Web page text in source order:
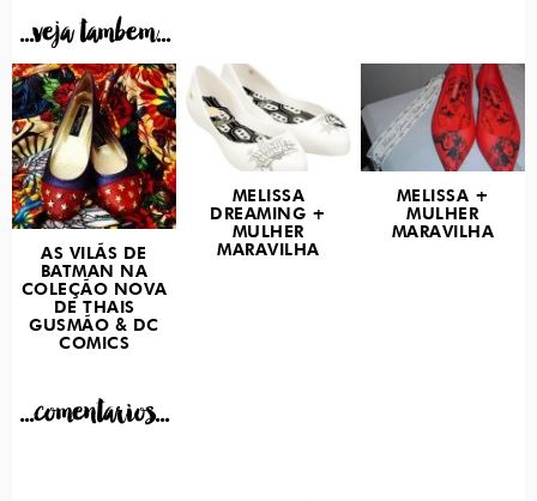
...veja tambem...
AS VILÃS DE
BATMAN NA
COLEÇÃO NOVA
DE THAIS
GUSMÃO & DC
COMICS
MELISSA
DREAMING +
MULHER
MARAVILHA
MELISSA +
MULHER
MARAVILHA
...comentarios...